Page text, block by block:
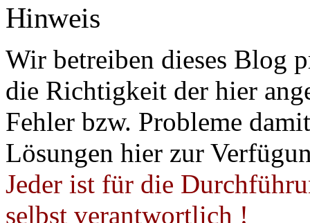
Hinweis
Wir betreiben dieses Blog
die Richtigkeit der hier
Fehler bzw. Probleme
Lösungen hier zur
Jeder ist für die
selbst verantwortlich !